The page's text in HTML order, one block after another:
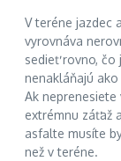
V teréne jazdec
vyrovnáva
sedieť rovno, čo
nenakláňajú
Ak
extrémnu záťaž
asfalte musíte
než v teréne.